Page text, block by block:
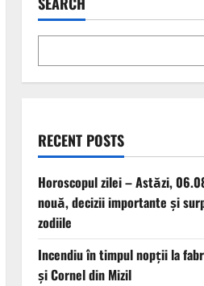
RECENT POSTS
Horoscopul zilei – Astăzi,
nouă, decizii importante și
zodiile
Incendiu în timpul nopții la
și Cornel din Mizil